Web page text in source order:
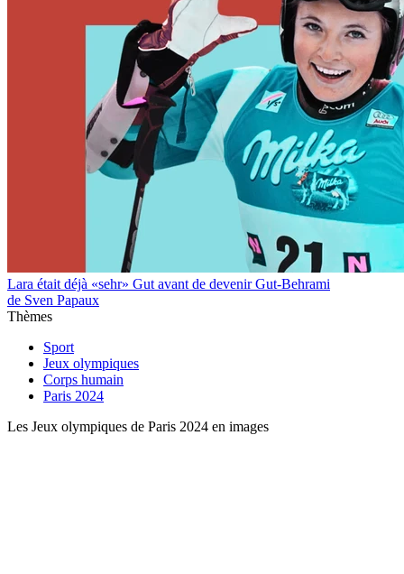
Lara était déjà «sehr» Gut avant de devenir Gut-Behrami
de Sven Papaux
Thèmes
Sport
Jeux olympiques
Corps humain
Paris 2024
Les Jeux olympiques de Paris 2024 en images